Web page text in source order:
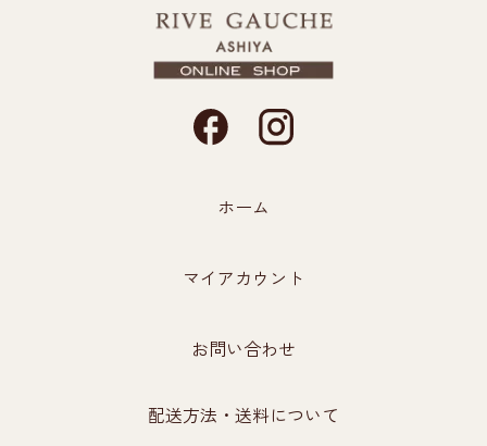
ホーム
マイアカウント
お問い合わせ
配送方法・送料について